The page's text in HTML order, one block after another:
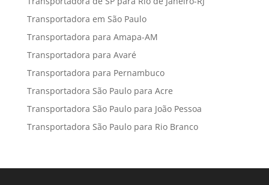
Transportadora em São Paulo
Transportadora para Amapa-AM
Transportadora para Avaré
Transportadora para Pernambuco
Transportadora São Paulo para Acre
Transportadora São Paulo para João Pessoa
Transportadora São Paulo para Rio Branco